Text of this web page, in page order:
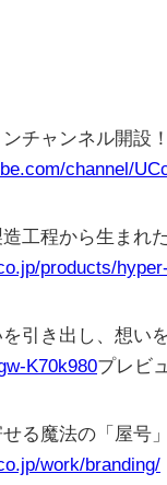
チャンネル開設！
channel/
工程から生まれ
products/
引き出し、想い
K70k980プレビ
る魔法の「屋号
work/branding/